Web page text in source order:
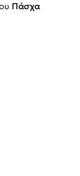
Πάσχα